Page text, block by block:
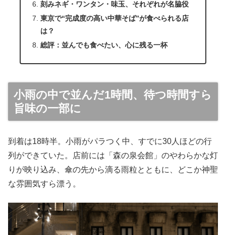
刻みネギ・ワンタン・味玉、それぞれが名脇役
東京で“完成度の高い中華そば”が食べられる店
は？
総評：並んでも食べたい、心に残る一杯
小雨の中で並んだ1時間、待つ時間すら
旨味の一部に
到着は18時半。小雨がパラつく中、すでに30人ほどの行
列ができていた。店前には「森の泉会館」のやわらかな灯
りが映り込み、傘の先から滴る雨粒とともに、どこか神聖
な雰囲気すら漂う。